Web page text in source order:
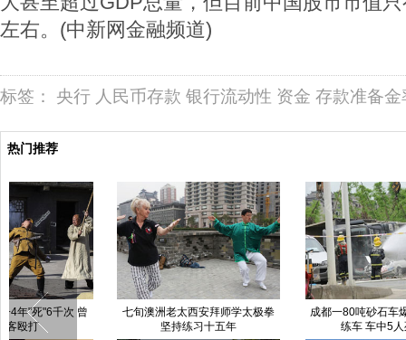
左右。(中新网金融频道)
标签： 央行 人民币存款 银行流动性 资金 存款准备金
热门推荐
成都一80吨砂石车爆胎翻倒压教
深圳一企业排污 致周边“血流成河”